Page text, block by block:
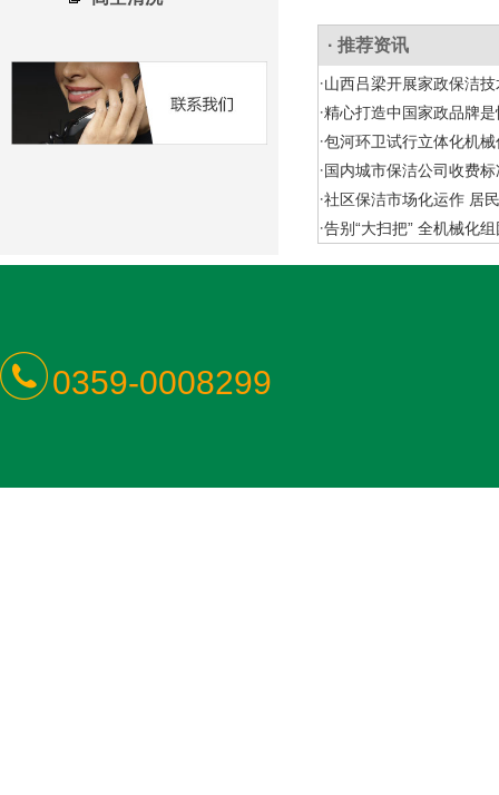
· 推荐资讯
·山西吕梁开展家政保洁
·精心打造中国家政品牌
·包河环卫试行立体化机
·国内城市保洁公司收费
·社区保洁市场化运作 居
·告别“大扫把” 全机械化
0359-0008299